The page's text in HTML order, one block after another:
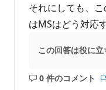
それにしても、
はMSはどう対応
この回答は役に
0 件のコメント
コ